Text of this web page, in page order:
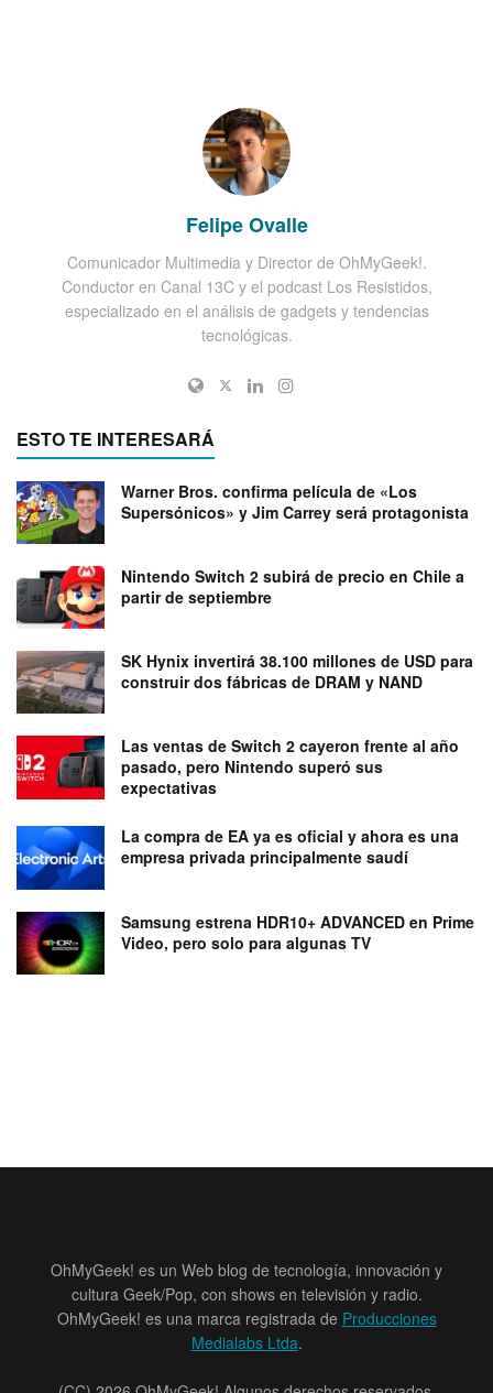
Felipe Ovalle
Comunicador Multimedia y Director de OhMyGeek!.
Conductor en Canal 13C y el podcast Los Resistidos,
especializado en el análisis de gadgets y tendencias
tecnológicas.
ESTO TE INTERESARÁ
Warner Bros. confirma película de «Los
Supersónicos» y Jim Carrey será protagonista
Nintendo Switch 2 subirá de precio en Chile a
partir de septiembre
SK Hynix invertirá 38.100 millones de USD para
construir dos fábricas de DRAM y NAND
Las ventas de Switch 2 cayeron frente al año
pasado, pero Nintendo superó sus
expectativas
La compra de EA ya es oficial y ahora es una
empresa privada principalmente saudí
Samsung estrena HDR10+ ADVANCED en Prime
Video, pero solo para algunas TV
OhMyGeek! es un Web blog de tecnología, innovación y
cultura Geek/Pop, con shows en televisión y radio.
OhMyGeek! es una marca registrada de Producciones
Medialabs Ltda.